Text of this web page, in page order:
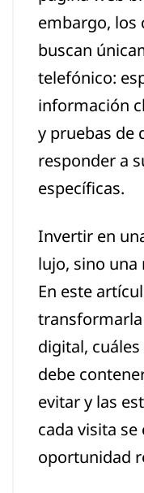
embargo, los
buscan
telefónico:
información
y pruebas de
responder a
específicas.
Invertir en
lujo, sino una
En este
digital,
debe
evitar y las
cada visita
oportunidad